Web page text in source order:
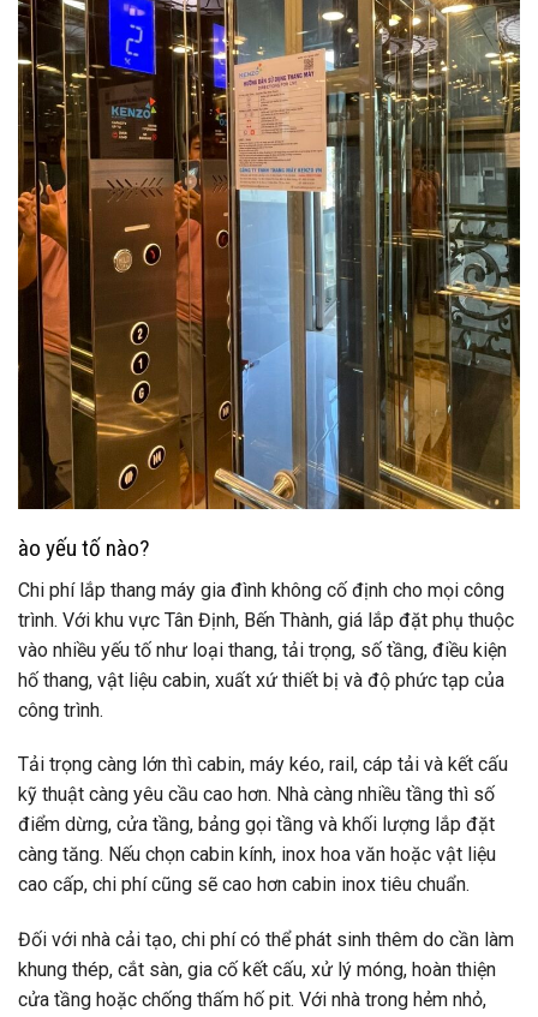
ào yếu tố nào?
Chi phí lắp thang máy gia đình không cố định cho mọi công
trình. Với khu vực Tân Định, Bến Thành, giá lắp đặt phụ thuộc
vào nhiều yếu tố như loại thang, tải trọng, số tầng, điều kiện
hố thang, vật liệu cabin, xuất xứ thiết bị và độ phức tạp của
công trình.
Tải trọng càng lớn thì cabin, máy kéo, rail, cáp tải và kết cấu
kỹ thuật càng yêu cầu cao hơn. Nhà càng nhiều tầng thì số
điểm dừng, cửa tầng, bảng gọi tầng và khối lượng lắp đặt
càng tăng. Nếu chọn cabin kính, inox hoa văn hoặc vật liệu
cao cấp, chi phí cũng sẽ cao hơn cabin inox tiêu chuẩn.
Đối với nhà cải tạo, chi phí có thể phát sinh thêm do cần làm
khung thép, cắt sàn, gia cố kết cấu, xử lý móng, hoàn thiện
cửa tầng hoặc chống thấm hố pit. Với nhà trong hẻm nhỏ,